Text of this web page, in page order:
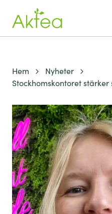
Hem
Nyheter
Stockhomskontoret